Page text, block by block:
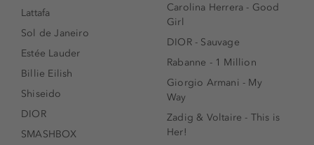
Lattafa
Sol de Janeiro
Estée Lauder
Billie Eilish
Shiseido
DIOR
SMASHBOX
Carolina Herrera - Good
Girl
DIOR - Sauvage
Rabanne - 1 Million
Giorgio Armani - My
Way
Zadig & Voltaire - This is
Her!